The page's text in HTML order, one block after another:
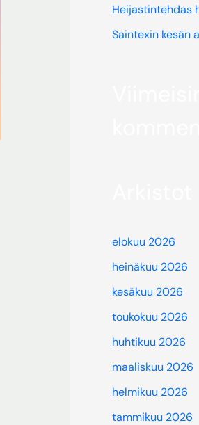
Heijastintehdas
Saintexin kesän
elokuu 2026
heinäkuu 2026
kesäkuu 2026
toukokuu 2026
huhtikuu 2026
maaliskuu 2026
helmikuu 2026
tammikuu 2026